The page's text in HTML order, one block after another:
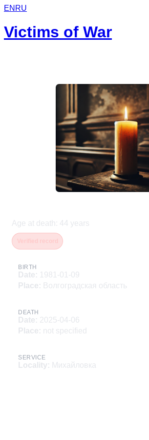
EN RU
Victims of War
Age at death : 44 years
BIRTH
Date: 1981-01-09
Place: Волгоградская область
DEATH
Date: 2025-04-06
Place: not specified
SERVICE
Locality: Михайловка